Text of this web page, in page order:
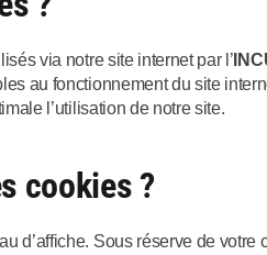
via notre site internet par l’
au fonctionnement du site
l’utilisation de notre site.
cookies ?
d’affiche. Sous réserve de votre